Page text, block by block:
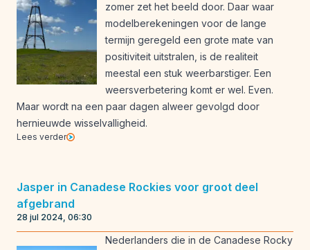
zomer zet het beeld door. Daar waar
modelberekeningen voor de lange
termijn geregeld een grote mate van
positiviteit uitstralen, is de realiteit
meestal een stuk weerbarstiger. Een
weersverbetering komt er wel. Even.
Maar wordt na een paar dagen alweer gevolgd door
hernieuwde wisselvalligheid.
Lees verder
Jasper in Canadese Rockies voor groot deel
afgebrand
28 jul 2024, 06:30
Nederlanders die in de Canadese Rocky